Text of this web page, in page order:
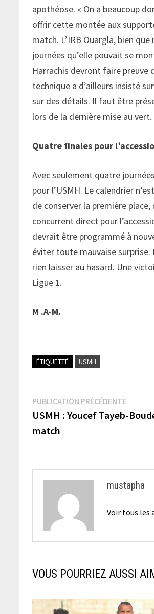
apothéose. « On a beaucoup
offrir cette montée aux
match. L’IRB Ouargla, bien
journées qu’elle pouvait se
Harrachis devront faire
technique a d’ailleurs insisté
sur des détails. Il faut être
lors de la dernière mise au vert.
Quatre finales pour
Avec seulement quatre
pour l’USMH. Le calendrier
de conserver la première
concurrent direct pour
devrait être programmé à
éviter toute mauvaise surprise.
rien laisser au hasard. Une
Ligue 1.
M .A-M.
ÉTIQUETTÉ USMH
Navigation
de
PUBLICATION PRÉCÉDENTE
USMH : Youcef Tayeb-
match
mustapha
Voir tous les
VOUS POURRIEZ AUSSI